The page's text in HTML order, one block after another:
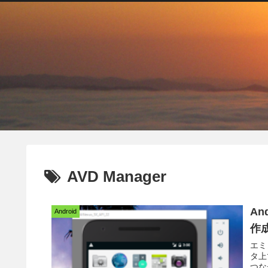
AVD Manager
Android
作
エ
タ上で実行